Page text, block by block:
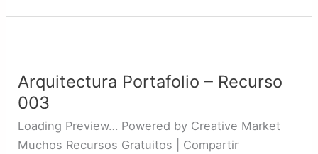
Arquitectura Portafolio – Recurso
003
Loading Preview… Powered by Creative Market
Muchos Recursos Gratuitos | Compartir
–
Recurso
003